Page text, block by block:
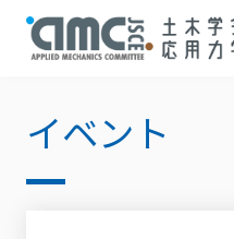
イベント